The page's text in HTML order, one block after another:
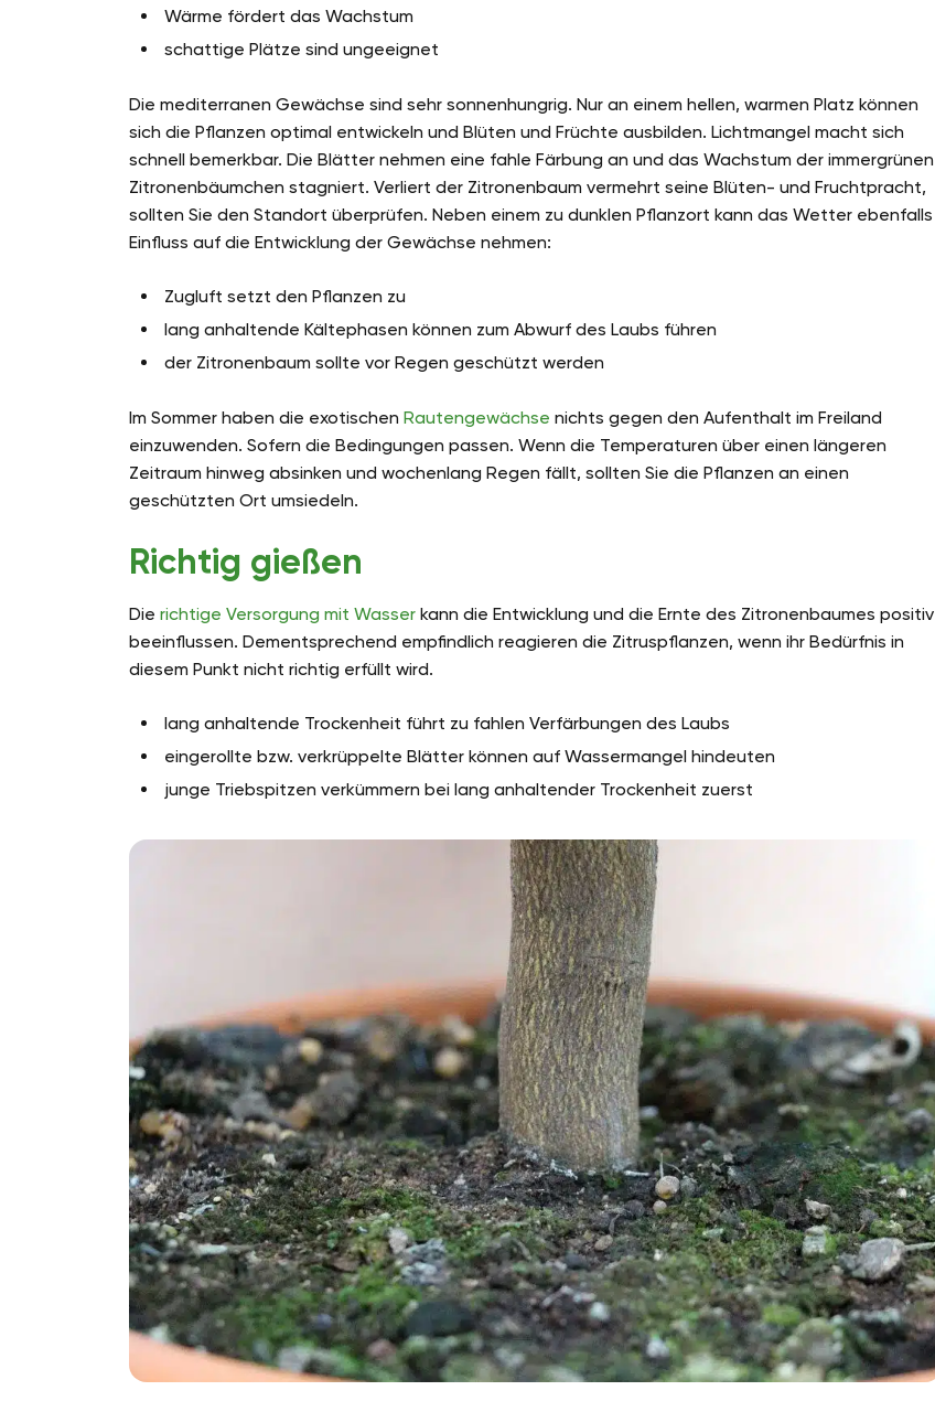
Wärme fördert das Wachstum
schattige Plätze sind ungeeignet
Die mediterranen Gewächse sind sehr sonnenhungrig. Nur an einem hellen, warmen Platz können
sich die Pflanzen optimal entwickeln und Blüten und Früchte ausbilden. Lichtmangel macht sich
schnell bemerkbar. Die Blätter nehmen eine fahle Färbung an und das Wachstum der immergrünen
Zitronenbäumchen stagniert. Verliert der Zitronenbaum vermehrt seine Blüten- und Fruchtpracht,
sollten Sie den Standort überprüfen. Neben einem zu dunklen Pflanzort kann das Wetter ebenfalls
Einfluss auf die Entwicklung der Gewächse nehmen:
Zugluft setzt den Pflanzen zu
lang anhaltende Kältephasen können zum Abwurf des Laubs führen
der Zitronenbaum sollte vor Regen geschützt werden
Im Sommer haben die exotischen Rautengewächse nichts gegen den Aufenthalt im Freiland
einzuwenden. Sofern die Bedingungen passen. Wenn die Temperaturen über einen längeren
Zeitraum hinweg absinken und wochenlang Regen fällt, sollten Sie die Pflanzen an einen
geschützten Ort umsiedeln.
Richtig gießen
Die richtige Versorgung mit Wasser kann die Entwicklung und die Ernte des Zitronenbaumes positiv
beeinflussen. Dementsprechend empfindlich reagieren die Zitruspflanzen, wenn ihr Bedürfnis in
diesem Punkt nicht richtig erfüllt wird.
lang anhaltende Trockenheit führt zu fahlen Verfärbungen des Laubs
eingerollte bzw. verkrüppelte Blätter können auf Wassermangel hindeuten
junge Triebspitzen verkümmern bei lang anhaltender Trockenheit zuerst